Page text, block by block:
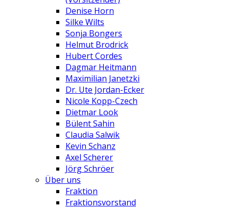
Denise Horn
Silke Wilts
Sonja Bongers
Helmut Brodrick
Hubert Cordes
Dagmar Heitmann
Maximilian Janetzki
Dr. Ute Jordan-Ecker
Nicole Kopp-Czech
Dietmar Look
Bülent Sahin
Claudia Salwik
Kevin Schanz
Axel Scherer
Jörg Schröer
Über uns
Fraktion
Fraktionsvorstand